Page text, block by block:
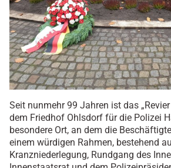
Seit nunmehr 99 Jahren ist das
dem Friedhof Ohlsdorf für die Polizei
besondere Ort, an dem die
einem würdigen Rahmen, bestehend
Kranzniederlegung, Rundgang des